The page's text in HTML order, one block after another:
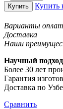
Купить Купить
Варианты
Доставка
Наши
Научный подход
Более 30 лет
Гарантия
Доставка по
Сравнить